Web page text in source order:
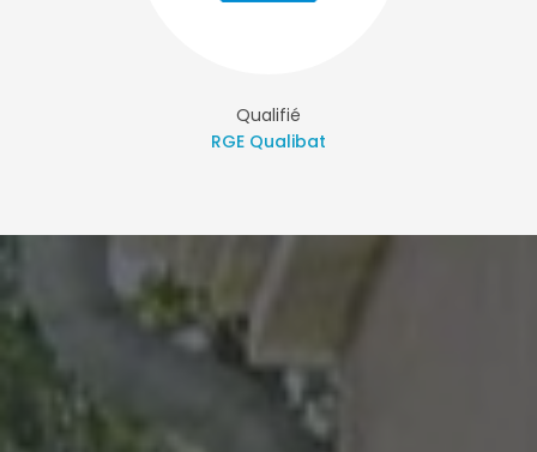
Qualifié
RGE Qualibat